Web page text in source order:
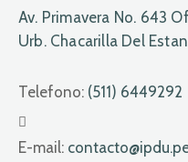
Av. Primavera No. 643
Urb. Chacarilla Del
Telefono: (511) 6449292
E-mail: